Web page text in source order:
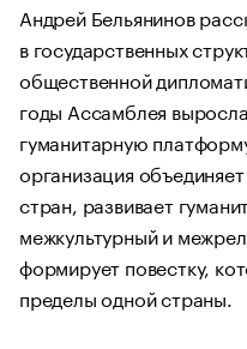
Андрей Бельянинов
в государственных
общественной
годы Ассамблея
гуманитарную
организация
стран, развивает
межкультурный и
формирует повестку,
пределы одной страны.